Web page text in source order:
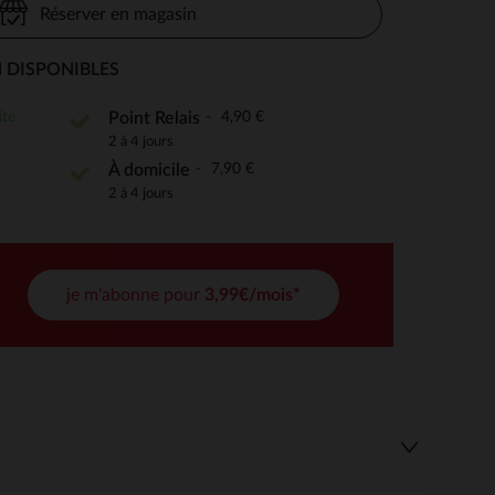
de confidentialité, en garantissant la conformité avec
Réserver en magasin
Point Relais 4,90 €
2 à 4 jours
À domicile 7,90 €
2 à 4 jours
je m'abonne pour 3,99€/mois*